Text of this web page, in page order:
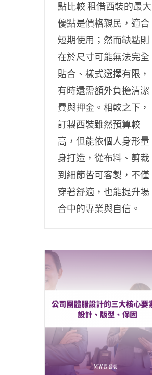
點比較 租借西裝的最大
優點是價格親民，適合
短期使用；然而缺點則
在於尺寸可能無法完全
貼合、樣式選擇有限，
有時還需額外負擔清潔
費與押金。相較之下，
訂製西裝雖然預算較
高，但能依個人身形量
身打造，從布料、剪裁
到細節皆可客製，不僅
穿著舒適，也能提升場
合中的專業與自信。